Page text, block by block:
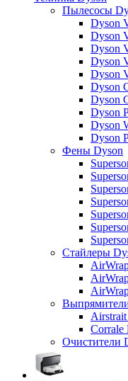
Пылесосы
Dyson
Dyson
Dyson
Dyson
Dyson
Dyson
Dyson
Dyson
Dyson
Dyson
Фены Dyson
Стайлеры
Airstrait
Corrale
Очистители